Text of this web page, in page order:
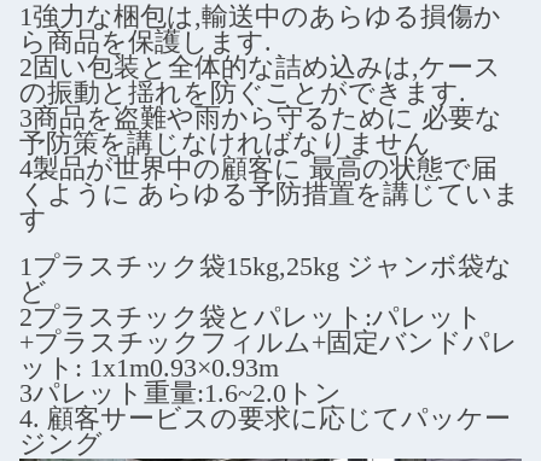
1強力な梱包は,輸送中のあらゆる損傷か
ら商品を保護します.
2固い包装と全体的な詰め込みは,ケース
の振動と揺れを防ぐことができます.
3商品を盗難や雨から守るために 必要な
予防策を講じなければなりません
4製品が世界中の顧客に 最高の状態で届
くように あらゆる予防措置を講じていま
す
1プラスチック袋15kg,25kg ジャンボ袋な
ど
2プラスチック袋とパレット:パレット
+プラスチックフィルム+固定バンドパレ
ット: 1x1m0.93×0.93m
3パレット重量:1.6~2.0トン
4. 顧客サービスの要求に応じてパッケー
ジング